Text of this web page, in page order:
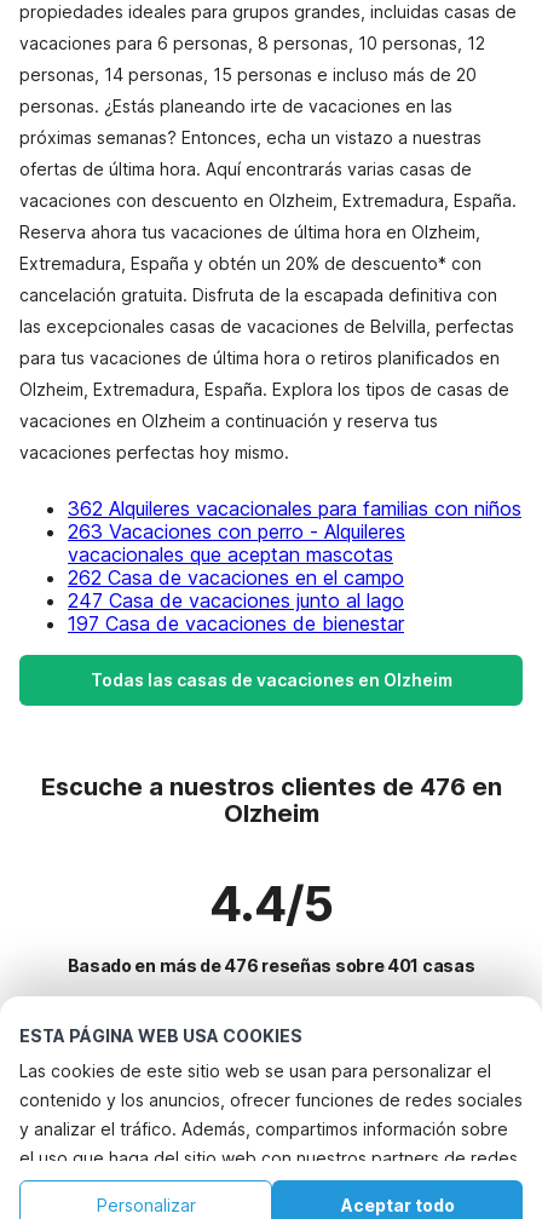
ESTA PÁGINA WEB USA COOKIES
Las cookies de este sitio web se usan para personalizar el
contenido y los anuncios, ofrecer funciones de redes sociales
y analizar el tráfico. Además, compartimos información sobre
el uso que haga del sitio web con nuestros partners de redes
sociales, publicidad y análisis web, quienes pueden
Aceptar todo
Personalizar
propiedades ideales para grupos grandes, incluidas casas de
vacaciones para 6 personas, 8 personas, 10 personas, 12
personas, 14 personas, 15 personas e incluso más de 20
personas. ¿Estás planeando irte de vacaciones en las
próximas semanas? Entonces, echa un vistazo a nuestras
ofertas de última hora. Aquí encontrarás varias casas de
vacaciones con descuento en Olzheim, Extremadura, España.
Reserva ahora tus vacaciones de última hora en Olzheim,
Extremadura, España y obtén un 20% de descuento* con
cancelación gratuita. Disfruta de la escapada definitiva con
las excepcionales casas de vacaciones de Belvilla, perfectas
para tus vacaciones de última hora o retiros planificados en
Olzheim, Extremadura, España. Explora los tipos de casas de
vacaciones en Olzheim a continuación y reserva tus
vacaciones perfectas hoy mismo.
362 Alquileres vacacionales para familias con niños
263 Vacaciones con perro - Alquileres
vacacionales que aceptan mascotas
262 Casa de vacaciones en el campo
247 Casa de vacaciones junto al lago
197 Casa de vacaciones de bienestar
Todas las casas de vacaciones en Olzheim
Escuche a nuestros clientes de 476 en
Olzheim
4.4/5
Basado en más de 476 reseñas sobre 401 casas
Destinos más populares para vacaciones
Ciudades con los mejores servicios para vacaciones
Alquileres vacacionales para familias con niños olzheim
Casa de vacaciones con piscina la-redondela
Servicios populares para vacaciones en Olzheim
Alquileres vacacionales para familias con niños
Ciudades populares para vacaciones en Extremadura